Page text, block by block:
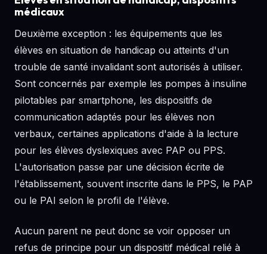
médicaux
Deuxième exception : les équipements que les
élèves en situation de handicap ou atteints d'un
trouble de santé invalidant sont autorisés à utiliser.
Sont concernés par exemple les pompes à insuline
pilotables par smartphone, les dispositifs de
communication adaptés pour les élèves non
verbaux, certaines applications d'aide à la lecture
pour les élèves dyslexiques avec PAP ou PPS.
L'autorisation passe par une décision écrite de
l'établissement, souvent inscrite dans le PPS, le PAP
ou le PAI selon le profil de l'élève.
Aucun parent ne peut donc se voir opposer un
refus de principe pour un dispositif médical relié à